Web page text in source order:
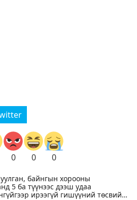
0 0 0
байнгын хорооны
5 ба түүнээс дээш удаа
ирээгүй гишүүний төсвийн